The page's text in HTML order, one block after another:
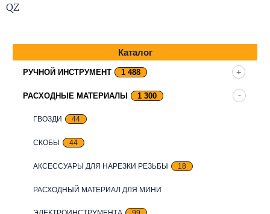
QZ
Каталог
РУЧНОЙ ИНСТРУМЕНТ 1 488
РАСХОДНЫЕ МАТЕРИАЛЫ 1 300
ГВОЗДИ 44
СКОБЫ 44
АКСЕССУАРЫ ДЛЯ НАРЕЗКИ РЕЗЬБЫ 18
РАСХОДНЫЙ МАТЕРИАЛ ДЛЯ МИНИ